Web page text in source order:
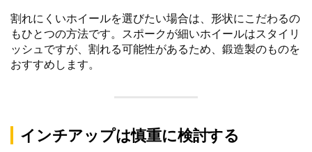
割れにくいホイールを選びたい場合は、形状にこだわるの
もひとつの方法です。スポークが細いホイールはスタイリ
ッシュですが、割れる可能性があるため、鍛造製のものを
おすすめします。
インチアップは慎重に検討する